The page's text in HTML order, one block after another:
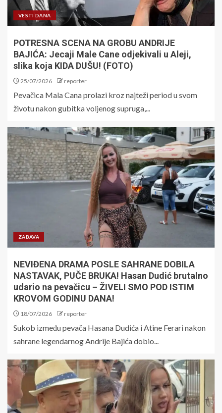
VESTI DANA
POTRESNA SCENA NA GROBU ANDRIJE
BAJIĆA: Jecaji Male Cane odjekivali u Aleji,
slika koja KIDA DUŠU! (FOTO)
25/07/2026 reporter
Pevačica Mala Cana prolazi kroz najteži period u svom
životu nakon gubitka voljenog supruga,...
ZABAVA
NEVIĐENA DRAMA POSLE SAHRANE DOBILA
NASTAVAK, PUČE BRUKA! Hasan Dudić brutalno
udario na pevačicu – ŽIVELI SMO POD ISTIM
KROVOM GODINU DANA!
18/07/2026 reporter
Sukob između pevača Hasana Dudića i Atine Ferari nakon
sahrane legendarnog Andrije Bajića dobio...